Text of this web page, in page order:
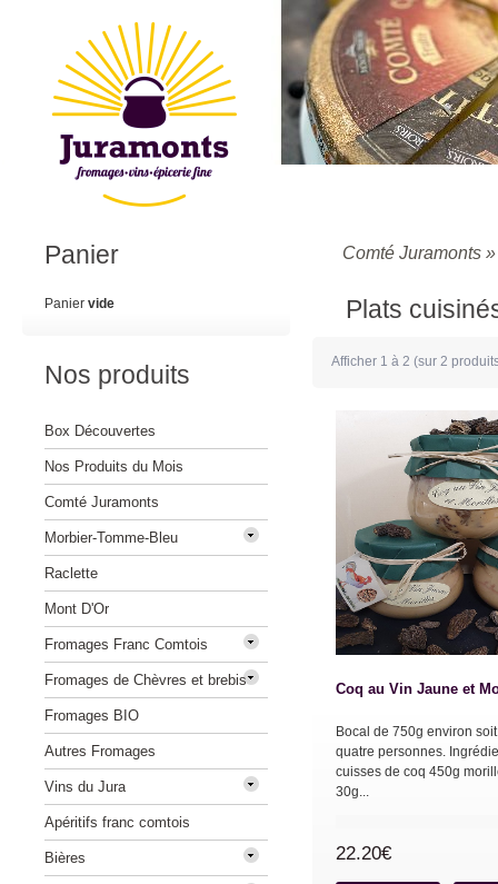
Comté Juramonts
Plats
Afficher 1 à 2 (sur 2
Coq au Vin Jaune et
Bocal de 750g environ
quatre personnes.
cuisses de coq 450g
30g...
22.20€
Panier
Panier vide
Nos produits
Box Découvertes
Nos Produits du Mois
Comté Juramonts
Morbier-Tomme-Bleu
Raclette
Mont D'Or
Fromages Franc Comtois
Fromages de Chèvres et brebis
Fromages BIO
Autres Fromages
Vins du Jura
Apéritifs franc comtois
Bières